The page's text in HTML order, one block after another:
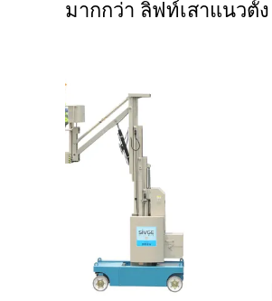
มากกว่า ลิฟท์เสาแนวตั้ง